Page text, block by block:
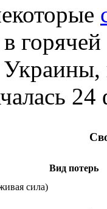
Вид потерь
сила)